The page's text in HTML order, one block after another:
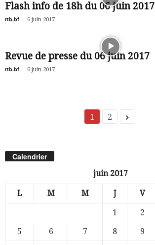
Flash info de 18h du 06 juin 2017
rtb.bf - 6 juin 2017
Revue de presse du 06 juin 2017
rtb.bf - 6 juin 2017
1 2
Calendrier
juin 2017
L M M J V
1 2
5
6 7 8 9